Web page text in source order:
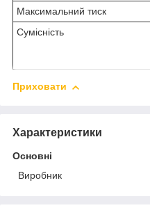
Максимальний тиск
Сумісність
Приховати
Характеристики
Основні
Виробник